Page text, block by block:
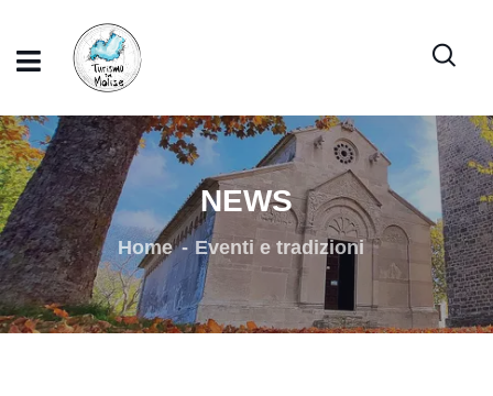
NEWS
Home Eventi e tradizioni